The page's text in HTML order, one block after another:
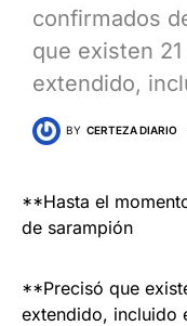
confirmados
que existen
extendido,
BY CERTEZA DIARIO
**Hasta el
de sarampión
**Precisó que
extendido, incluido